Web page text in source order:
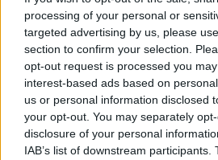
processing of your personal or
targeted advertising by us, please
section to confirm your selection.
opt-out request is processed you
interest-based ads based on
us or personal information disclosed
your opt-out. You may separately
disclosure of your personal
IAB’s list of downstream